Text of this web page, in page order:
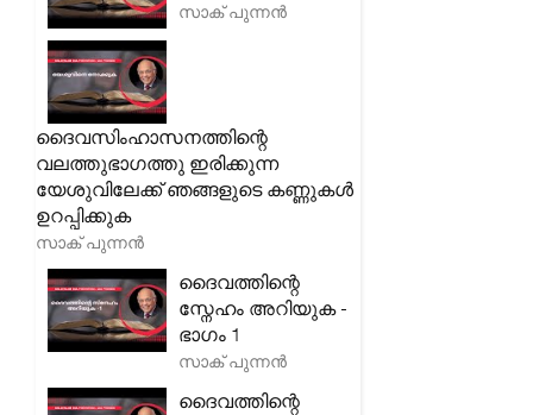
സാക് പുന്നൻ
ദൈവസിംഹാസനത്തിന്റെ
വലത്തുഭാഗത്തു ഇരിക്കുന്ന
യേശുവിലേക്ക് ഞങ്ങളുടെ കണ്ണുകൾ
ഉറപ്പിക്കുക
സാക് പുന്നൻ
ദൈവത്തിന്റെ
സ്നേഹം അറിയുക -
ഭാഗം 1
സാക് പുന്നൻ
ദൈവത്തിന്റെ